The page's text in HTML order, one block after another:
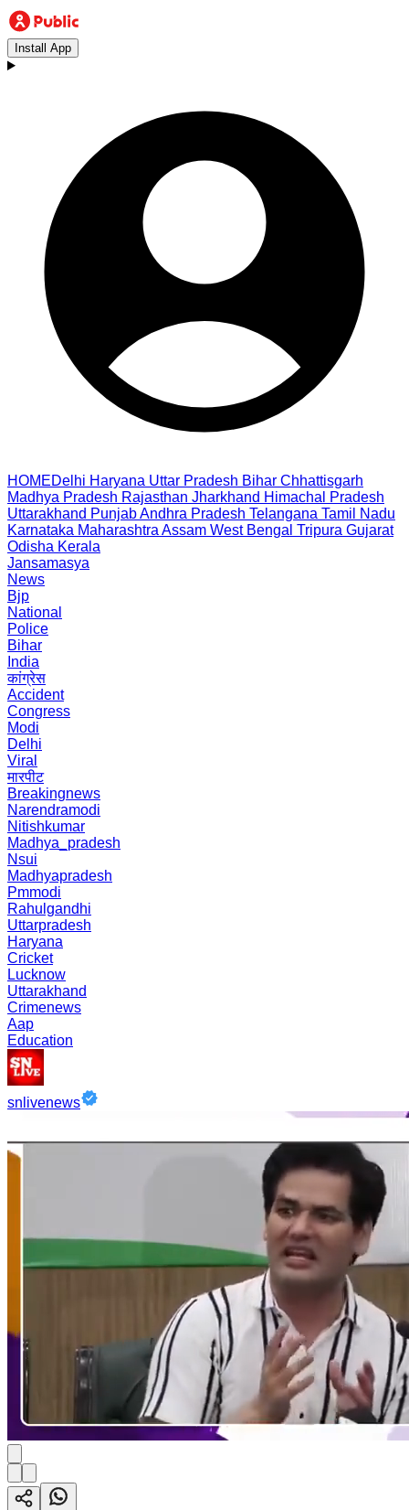
Install App
HOMEDelhi Haryana Uttar Pradesh Bihar Chhattisgarh
Madhya Pradesh Rajasthan Jharkhand Himachal Pradesh
Uttarakhand PunjabAndhra Pradesh Telangana Tamil Nadu
Karnataka Maharashtra Assam West Bengal Tripura Gujarat
Odisha Kerala
Jansamasya
News
Bjp
National
Police
Bihar
India
कांग्रेस
Accident
Congress
Modi
Delhi
Viral
मारपीट
Breakingnews
Narendramodi
Nitishkumar
Madhya_pradesh
Nsui
Madhyapradesh
Pmmodi
Rahulgandhi
Uttarpradesh
Haryana
Cricket
Lucknow
Uttarakhand
Crimenews
Aap
Education
snlivenews